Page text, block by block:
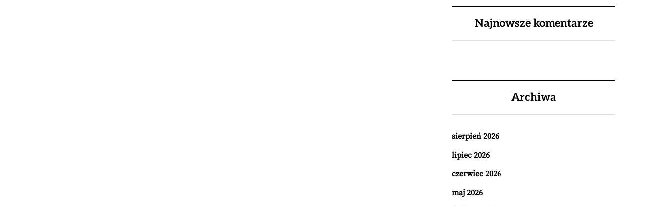
Najnowsze komentarze
Archiwa
sierpień 2026
lipiec 2026
czerwiec 2026
maj 2026